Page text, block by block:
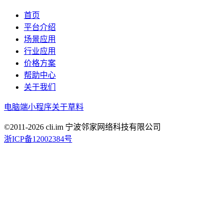
首页
平台介绍
场景应用
行业应用
价格方案
帮助中心
关于我们
电脑端小程序关于草料
©2011-2026 cli.im 宁波邻家网络科技有限公司
浙ICP备12002384号